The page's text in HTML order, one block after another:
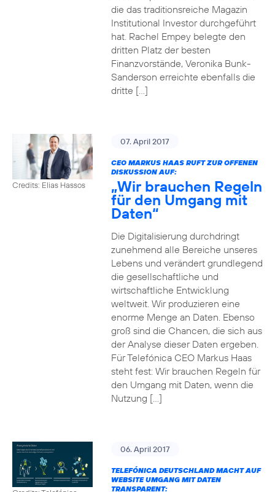
die das traditionsreiche Magazin
Institutional Investor durchgeführt
hat. Rachel Empey belegte den
dritten Platz der besten
Finanzvorstände, Veronika Bunk-
Sanderson erreichte ebenfalls die
dritte […]
Credits: Elias Hassos
07. April 2017
CEO MARKUS HAAS RUFT ZUR OFFENEN
DISKUSSION AUF:
„Wir brauchen Regeln
für den Umgang mit
Daten“
Die Digitalisierung durchdringt
zunehmend alle Bereiche unseres
Lebens und verändert grundlegend
die gesellschaftliche und
wirtschaftliche Entwicklung
weltweit. Wir produzieren eine
enorme Menge an Daten. Ebenso
groß sind die Chancen, die sich aus
der Analyse dieser Daten ergeben.
Für Telefónica CEO Markus Haas
steht fest: Wir brauchen Regeln für
den Umgang mit Daten, wenn die
Nutzung […]
06. April 2017
TELEFÓNICA DEUTSCHLAND MACHT AUF
WEBSITE UMGANG MIT DATEN
TRANSPARENT: